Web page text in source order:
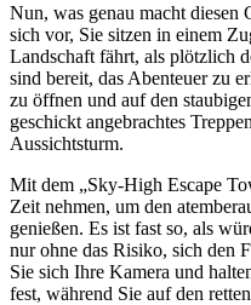
Nun, was genau macht diesen
sich vor, Sie sitzen in einem
Landschaft fährt, als plötzlich
sind bereit, das Abenteuer zu
zu öffnen und auf den
geschickt angebrachtes
Aussichtsturm.
Mit dem „Sky-High Escape
Zeit nehmen, um den
genießen. Es ist fast so, als
nur ohne das Risiko, sich den
Sie sich Ihre Kamera und
fest, während Sie auf den